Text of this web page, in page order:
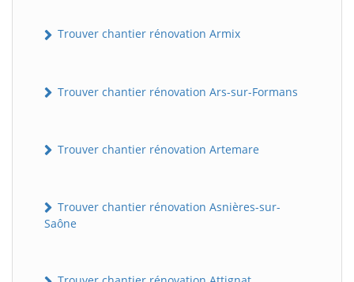
Trouver chantier rénovation Armix
Trouver chantier rénovation Ars-sur-Formans
Trouver chantier rénovation Artemare
Trouver chantier rénovation Asnières-sur-
Saône